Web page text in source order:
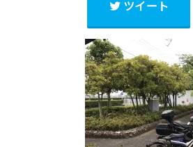
ツイート